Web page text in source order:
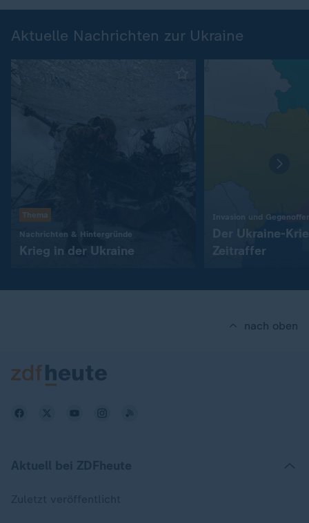
Aktuelle Nachrichten zur Ukraine
Thema
Nachrichten & Hintergründe
Krieg in der Ukraine
Invasion und
Der Ukraine-
Zeitraffer
nach oben